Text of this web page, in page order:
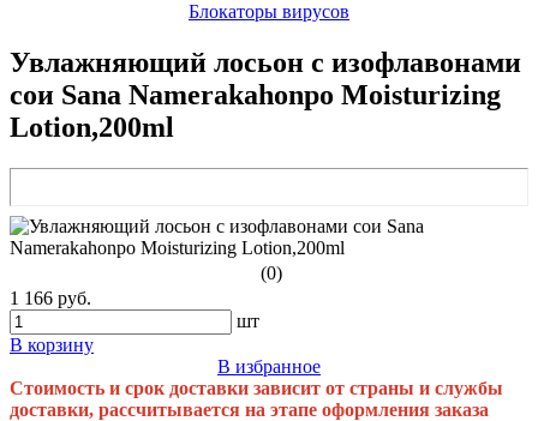
Блокаторы вирусов
Увлажняющий лосьон с изофлавонами
сои Sana Namerakahonpo Moisturizing
Lotion,200ml
(0)
1 166 руб.
шт
В корзину
В избранное
Стоимость и срок доставки зависит от страны и службы
доставки, рассчитывается на этапе оформления заказа